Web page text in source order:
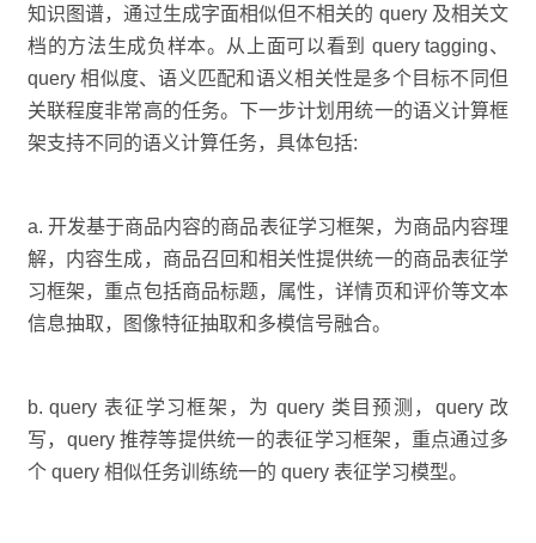
知识图谱，通过生成字面相似但不相关的 query 及相关文
档的方法生成负样本。从上面可以看到 query tagging、
query 相似度、语义匹配和语义相关性是多个目标不同但
关联程度非常高的任务。下一步计划用统一的语义计算框
架支持不同的语义计算任务，具体包括:
a. 开发基于商品内容的商品表征学习框架，为商品内容理
解，内容生成，商品召回和相关性提供统一的商品表征学
习框架，重点包括商品标题，属性，详情页和评价等文本
信息抽取，图像特征抽取和多模信号融合。
b. query 表征学习框架，为 query 类目预测，query 改
写，query 推荐等提供统一的表征学习框架，重点通过多
个 query 相似任务训练统一的 query 表征学习模型。